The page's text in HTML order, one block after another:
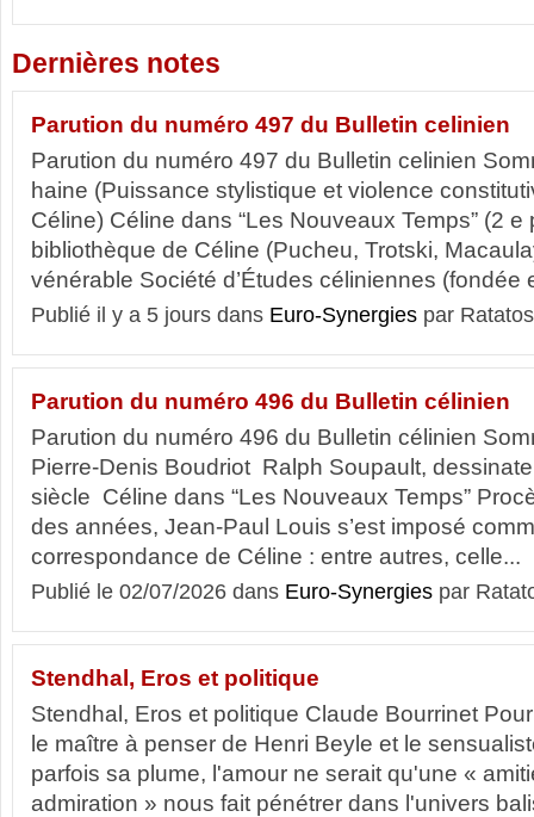
Dernières notes
Parution du numéro 497 du Bulletin celinien
Parution du numéro 497 du Bulletin celinien
haine (Puissance stylistique et violence
Céline) Céline dans “Les Nouveaux Temps” (2 e
bibliothèque de Céline (Pucheu, Trotski,
vénérable Société d’Études céliniennes (fondée
Publié il y a 5 jours dans Euro-Synergies par
Parution du numéro 496 du Bulletin célinien
Parution du numéro 496 du Bulletin célinien
Pierre-Denis Boudriot Ralph Soupault,
siècle Céline dans “Les Nouveaux Temps”
des années, Jean-Paul Louis s’est imposé
correspondance de Céline : entre autres, celle...
Publié le 02/07/2026 dans Euro-Synergies par
Stendhal, Eros et politique
Stendhal, Eros et politique Claude Bourrinet
le maître à penser de Henri Beyle et le
parfois sa plume, l'amour ne serait qu'une «
admiration » nous fait pénétrer dans l'univers